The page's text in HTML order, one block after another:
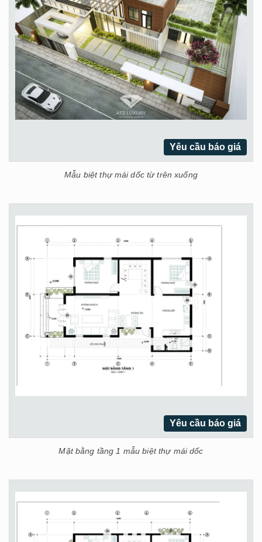
Yêu cầu báo giá
Mẫu biệt thự mái dốc từ trên xuống
Yêu cầu báo giá
Mặt bằng tầng 1 mẫu biệt thự mái dốc